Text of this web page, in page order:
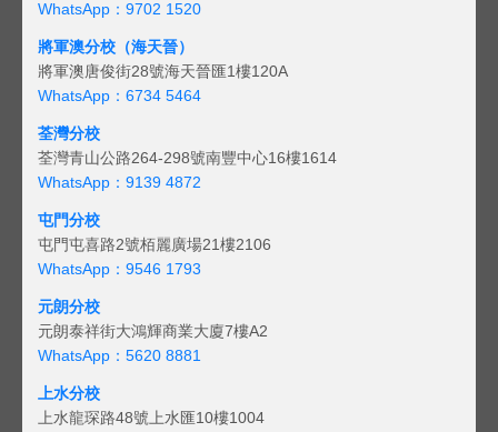
WhatsApp：9702 1520
將軍澳分校（海天晉）
將軍澳唐俊街28號海天晉匯1樓120A
WhatsApp：6734 5464
荃灣分校
荃灣青山公路264-298號南豐中心16樓1614
WhatsApp：9139 4872
屯門分校
屯門屯喜路2號栢麗廣場21樓2106
WhatsApp：9546 1793
元朗分校
元朗泰祥街大鴻輝商業大廈7樓A2
WhatsApp：5620 8881
上水分校
上水龍琛路48號上水匯10樓1004